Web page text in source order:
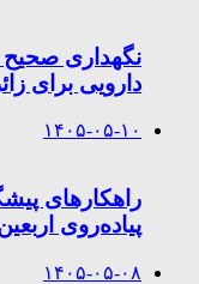
نگهداری صحیح
دارویی برای
۱۴۰۵-۰۵-۱۰
راهکارهای
پیاده‌روی
۱۴۰۵-۰۵-۰۸